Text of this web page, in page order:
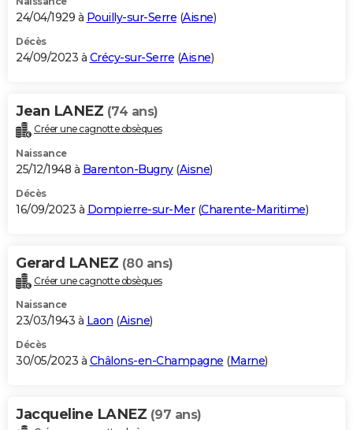
24/04/1929 à Pouilly-sur-Serre (Aisne)
Décès
24/09/2023 à Crécy-sur-Serre (Aisne)
Jean LANEZ (74 ans)
Créer une cagnotte obsèques
Naissance
25/12/1948 à Barenton-Bugny(Aisne)
Décès
16/09/2023 à Dompierre-sur-Mer(Charente-Maritime)
Gerard LANEZ (80 ans)
Créer une cagnotte obsèques
Naissance
23/03/1943 à Laon (Aisne)
Décès
30/05/2023 à Châlons-en-Champagne (Marne)
Jacqueline LANEZ (97 ans)